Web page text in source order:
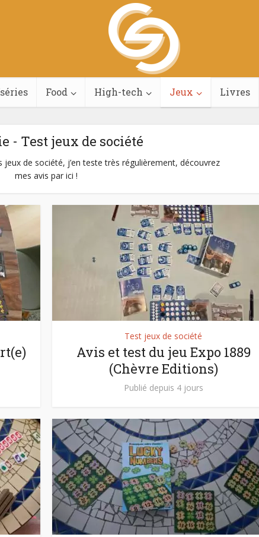
Food High-tech Jeux Livres
- Test jeux de société
jeux de société, j’en teste très régulièrement, découvrez
mes avis par ici !
Test jeux de société
Avis et test du jeu Expo 1889
(Chèvre Editions)
Publié depuis 4 jours